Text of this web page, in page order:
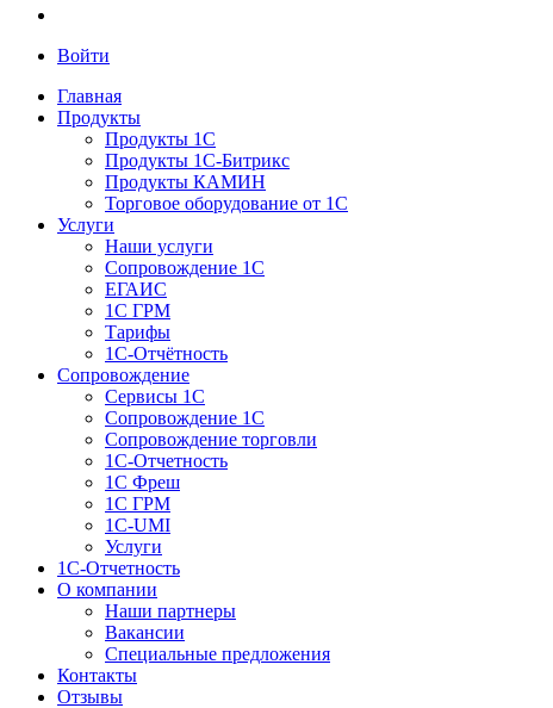
Войти
Главная
Продукты
Продукты 1С
Продукты 1С-Битрикс
Продукты КАМИН
Торговое оборудование от 1С
Услуги
Наши услуги
Сопровождение 1С
ЕГАИС
1С ГРМ
Тарифы
1С-Отчётность
Сопровождение
Сервисы 1С
Сопровождение 1С
Сопровождение торговли
1С-Отчетность
1С Фреш
1С ГРМ
1C-UMI
Услуги
1С-Отчетность
О компании
Наши партнеры
Вакансии
Специальные предложения
Контакты
Отзывы